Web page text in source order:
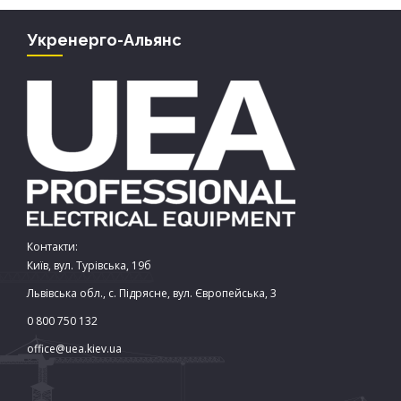
Укренерго-Альянс
Контакти:
Київ, вул. Турівська, 19б
Львівська обл., с. Підрясне, вул. Європейська, 3
0 800 750 132
office@uea.kiev.ua